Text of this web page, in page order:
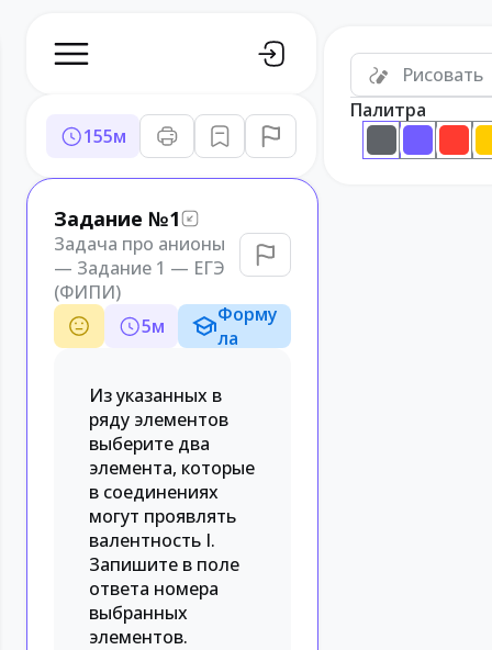
155м
Задание №1
Задача про анионы
— Задание 1 — ЕГЭ
(ФИПИ)
5м
Форму
ла
Из указанных в
ряду элементов
выберите два
элемента, которые
в соединениях
могут проявлять
валентность I.
Запишите в поле
ответа номера
выбранных
элементов.
Рисовать
Палитра